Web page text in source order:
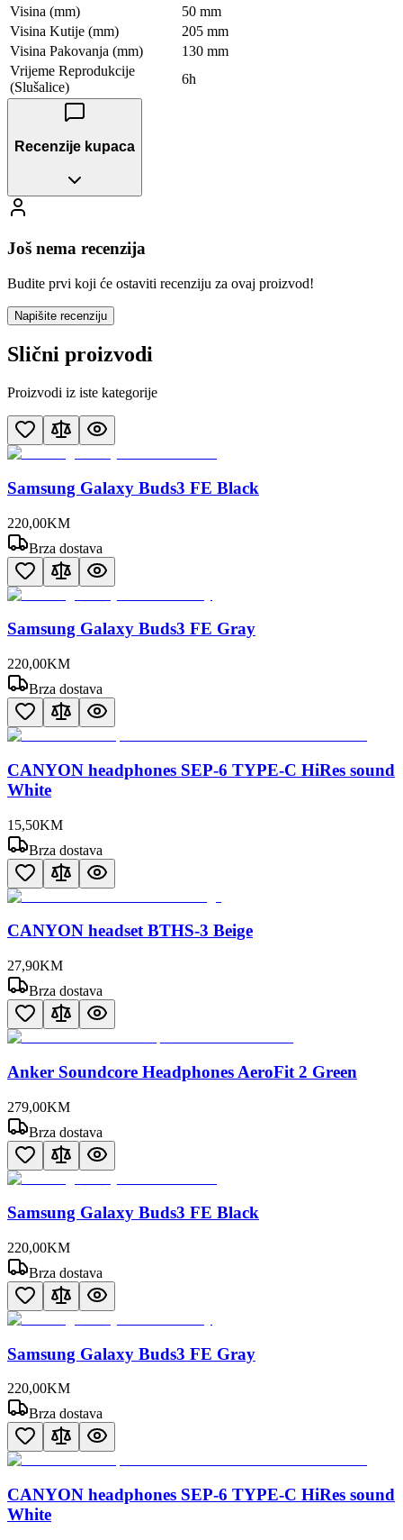
Visina (mm)
50 mm
Visina Kutije (mm)
205 mm
Visina Pakovanja (mm)
130 mm
Vrijeme Reprodukcije
(Slušalice)
6h
Recenzije kupaca
Još nema recenzija
Budite prvi koji će ostaviti recenziju za ovaj proizvod!
Napišite recenziju
Slični proizvodi
Proizvodi iz iste kategorije
Samsung Galaxy Buds3 FE Black
220,00KM
Brza dostava
Samsung Galaxy Buds3 FE Gray
220,00KM
Brza dostava
CANYON headphones SEP-6 TYPE-C HiRes sound
White
15,50KM
Brza dostava
CANYON headset BTHS-3 Beige
27,90KM
Brza dostava
Anker Soundcore Headphones AeroFit 2 Green
279,00KM
Brza dostava
Samsung Galaxy Buds3 FE Black
220,00KM
Brza dostava
Samsung Galaxy Buds3 FE Gray
220,00KM
Brza dostava
CANYON headphones SEP-6 TYPE-C HiRes sound
White